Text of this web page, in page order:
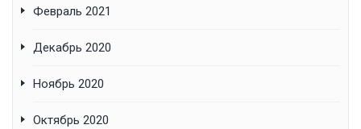
Февраль 2021
Декабрь 2020
Ноябрь 2020
Октябрь 2020